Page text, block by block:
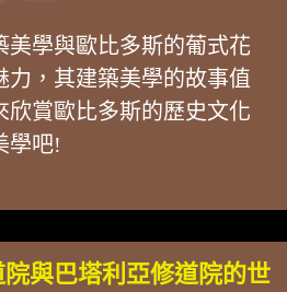
美學與歐比多斯的葡式花
力，其建築美學的故事值
欣賞歐比多斯的歷史文化
學吧!
與巴塔利亞修道院的世